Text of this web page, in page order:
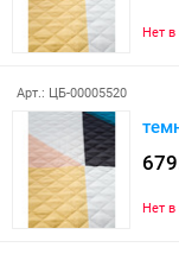
Нет в
Арт.: ЦБ-00005520
Нет в